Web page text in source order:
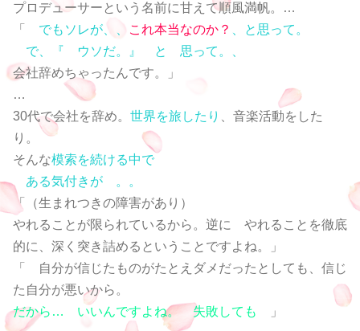
プロデューサーという名前に甘えて順風満帆。…
「 でもソレが、、 これ本当なのか？
、と思って。
で、『 ウソだ。』 と 思って。、
会社辞めちゃったんです。」
…
30代で会社を辞め。 世界を旅したり
、音楽活動をした
り。
そんな模索を続ける中で
ある気付きが 。。
「（生まれつきの障害があり）
やれることが限られているから。逆に やれることを徹底
的に、深く突き詰めるということですよね。」
「 自分が信じたものがたとえダメだったとしても、信じ
た自分が悪いから。
だから… いいんですよね。 失敗しても
」